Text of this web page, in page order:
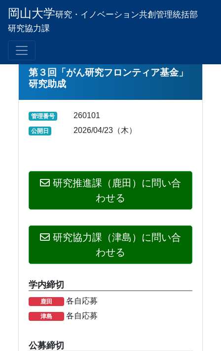
岡山大学研究・イノベーション共創管理統括部
研究協力課
第３回「がん研究フロンティア基金」
研究助成
管理番号 260101
公開日 2026/04/23（木）
研究推進課（鹿田）に問い合
わせる
研究協力課（津島）に問い合
わせる
学内締切
鹿田 各自応募
津島 各自応募
公募締切